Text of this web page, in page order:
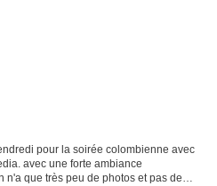
pour la soirée colombienne avec
avec une forte ambiance
que très peu de photos et pas de